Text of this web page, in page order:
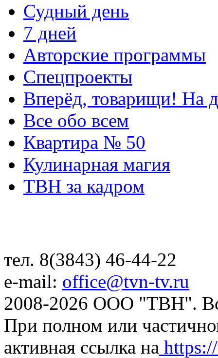
Судный день
7 дней
Авторские программы
Спецпроекты
Вперёд, товарищи! На
Все обо всем
Квартира № 50
Кулинарная магия
ТВН за кадром
тел. 8(3843) 46-44-22
e-mail: office@tvn-tv.ru
2008-2026 ООО "ТВН".
При полном или
активная ссылка на